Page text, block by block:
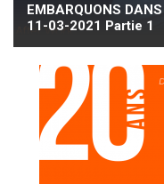
EMBARQUONS DANS LA NOUVELLE DIMENSION DU
11-03-2021 Partie 1